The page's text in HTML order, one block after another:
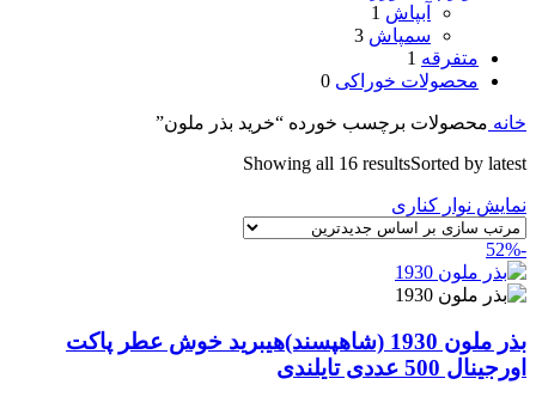
آبپاش 1
سمپاش 3
متفرقه 1
محصولات خوراکی 0
خانه محصولات برچسب خورده “خرید بذر ملون”
Showing all 16 resultsSorted by latest
نمایش نوار کناری
-52%
بذر ملون 1930 (شاهپسند)هیبرید خوش عطر پاکت
اورجینال 500 عددی تایلندی